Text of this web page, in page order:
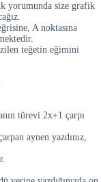
yorumunda size grafik
A noktasına
teğetin eğimini
türevi 2x+1 çarpı
aynen yazdınız,